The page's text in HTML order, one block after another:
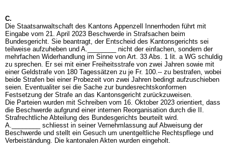
C.
Die Staatsanwaltschaft des Kantons Appenzell Innerrhoden führt mit
Eingabe vom 21. April 2023 Beschwerde in Strafsachen beim
Bundesgericht. Sie beantragt, der Entscheid des Kantonsgerichts sei
teilweise aufzuheben und A.________ nicht der einfachen, sondern der
mehrfachen Widerhandlung im Sinne von Art. 33 Abs. 1 lit. a WG schuldig
zu sprechen. Er sei mit einer Freiheitsstrafe von zwei Jahren sowie mit
einer Geldstrafe von 180 Tagessätzen zu je Fr. 100.-- zu bestrafen, wobei
beide Strafen bei einer Probezeit von zwei Jahren bedingt aufzuschieben
seien. Eventualiter sei die Sache zur bundesrechtskonformen
Festsetzung der Strafe an das Kantonsgericht zurückzuweisen.
Die Parteien wurden mit Schreiben vom 16. Oktober 2023 orientiert, dass
die Beschwerde aufgrund einer internen Reorganisation durch die II.
Strafrechtliche Abteilung des Bundesgerichts beurteilt wird.
A.________ schliesst in seiner Vernehmlassung auf Abweisung der
Beschwerde und stellt ein Gesuch um unentgeltliche Rechtspflege und
Verbeiständung. Die kantonalen Akten wurden eingeholt.